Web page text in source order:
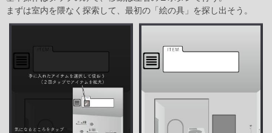
まずは室内を隈なく探索して、最初の「絵の具」を探し出そう。